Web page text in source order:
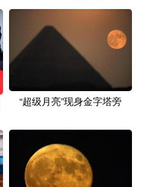
海南 重庆
云南 西藏
Français
日本語 한국어
“超级月亮”现身金字塔旁